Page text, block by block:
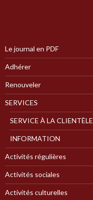
Le journal en PDF
Adhérer
Renouveler
SERVICES
SERVICE À LA CLIENTÈLE
INFORMATION
Activités régulières
Activités sociales
Activités culturelles